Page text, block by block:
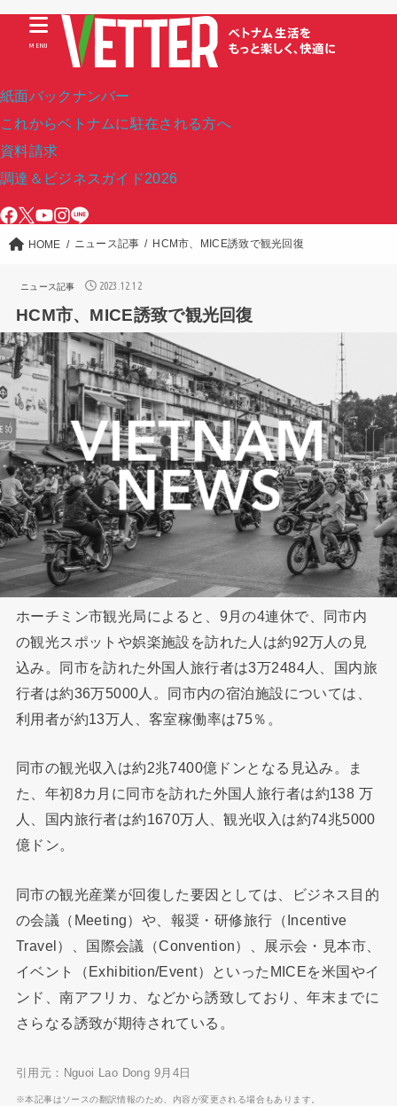
紙面バックナンバー
これからベトナムに駐在される方へ
資料請求
調達＆ビジネスガイド2026
MENU
HOME ニュース記事 HCM市、MICE誘致で観光回復
ニュース記事 2023.12.12
HCM市、MICE誘致で観光回復
ホーチミン市観光局によると、9月の4連休で、同市内
の観光スポットや娯楽施設を訪れた人は約92万人の見
込み。同市を訪れた外国人旅行者は3万2484人、国内旅
行者は約36万5000人。同市内の宿泊施設については、
利用者が約13万人、客室稼働率は75％。
同市の観光収入は約2兆7400億ドンとなる見込み。ま
た、年初8カ月に同市を訪れた外国人旅行者は約138 万
人、国内旅行者は約1670万人、観光収入は約74兆5000
億ドン。
同市の観光産業が回復した要因としては、ビジネス目的
の会議（Meeting）や、報奨・研修旅行（Incentive
Travel）、国際会議（Convention）、展示会・見本市、
イベント（Exhibition/Event）といったMICEを米国やイ
ンド、南アフリカ、などから誘致しており、年末までに
さらなる誘致が期待されている。
引用元：Nguoi Lao Dong 9月4日
※本記事はソースの翻訳情報のため、内容が変更される場合もあります。